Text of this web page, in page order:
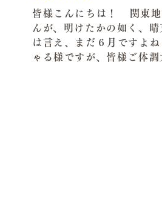
皆様こんにちは！ 関東地
んが、明けたかの如く、
は言え、まだ６月ですよ
ゃる様ですが、皆様ご体